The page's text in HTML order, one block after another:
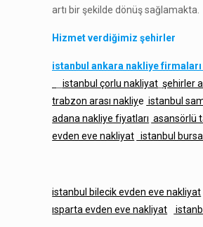
artı bir şekilde dönüş sağlamakta.
Hizmet verdiğimiz şehirler
istanbul ankara nakliye firmaları
istanbul çorlu nakliyat şehirler
trabzon arası nakliye istanbul
adana nakliye fiyatları asansörlü
evden eve nakliyat istanbul
istanbul bilecik evden eve nakliyat
ısparta evden eve nakliyat